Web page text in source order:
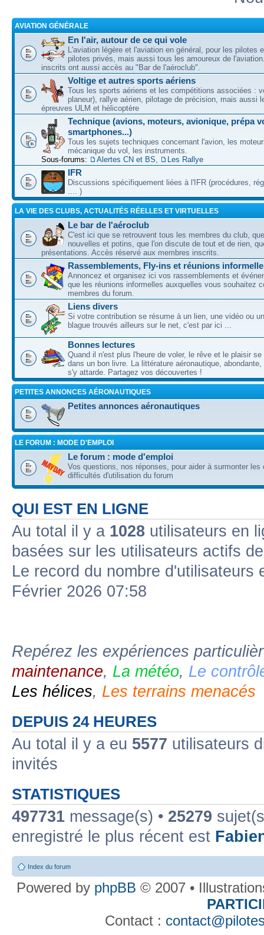
AVIATION GÉNÉRALE
En l'air, autour de ce qui vole
L'aviation légère et l'aviation en général, pour les pilotes
pilotes privés, mais aussi tous les amoureux de
inscrits ont aussi accès au "Bar de l'aéroclub".
Voltige et autres sports aériens
Tous les sports aériens et les compétitions associées :
planeur), rallye aérien, pilotage de précision, mais aussi
épreuves ULM et hélicoptère
Technique (avions, moteurs, avionique, prépa
smartphones...)
Tous les sujets techniques concernant l'avion, les
mécanique du vol, les instruments.
Sous-forums:
Alertes CN et BS Les Rallye
IFR
Discussions spécifiquement liées à l'IFR (procédures,
.... )
LA VIE DES CLUBS, ACTUALITÉS RÉELLES ET VIRTUELLES
Le bar de l'aéroclub
C'est ici que se retrouvent tous les membres du club,
nouvelles et potins, que l'on discute de tout et de rien,
présentations. Accès réservé aux membres inscrits.
Rassemblements, Fly-ins et réunions
Annoncez et organisez ici vos rassemblements et
que les réunions informelles auxquelles vous souhaitez
membres du forum.
Liens divers
Si votre contribution se résume à un lien, une vidéo ou
blague trouvés ailleurs sur le net, c'est par ici ...
Bonnes lectures
Quand il n'est plus l'heure de voler, le rêve et le plaisir se
dans un bon livre. La littérature aéronautique, abondante,
s'y attarde. Partagez vos découvertes !
PETITES ANNONCES AÉRONAUTIQUES
Petites annonces aéronautiques
LE FORUM : MODE D'EMPLOI
Le forum : mode d'emploi
Vos questions, nos réponses, pour aider à surmonter les
difficultés d'utilisation du forum
QUI EST EN LIGNE
Au total il y a 1028 utilisateurs en
basées sur les utilisateurs actifs
Le record du nombre d'utilisateurs
Février 2026 07:58
Repérez les expériences
maintenance, La météo, Le
Les hélices, Les terrains menacés
DEPUIS 24 HEURES
Au total il y a eu 5577 utilisateurs
invités
STATISTIQUES
497731 message(s) • 25279
enregistré le plus récent est
Index du forum
Powered by phpBB © 2007 •
Contact :